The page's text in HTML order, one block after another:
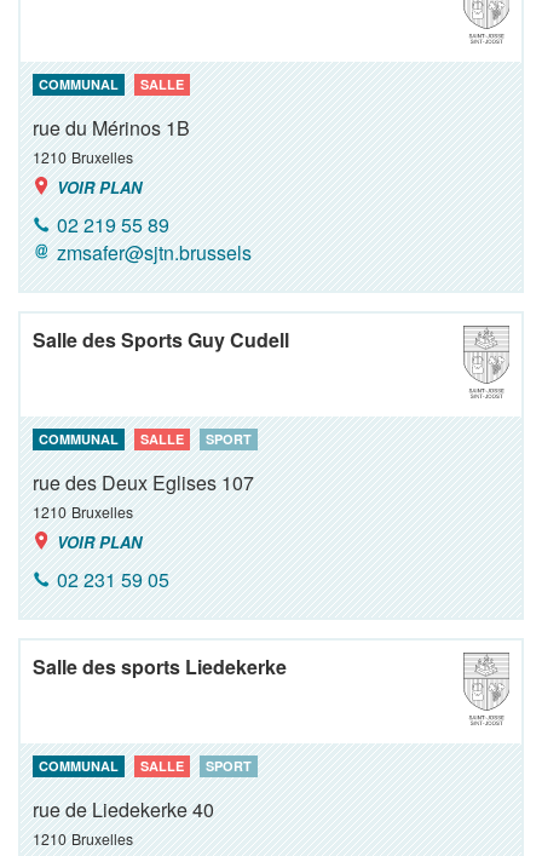
COMMUNAL SALLE
rue du Mérinos 1B
1210 Bruxelles
VOIR PLAN
02 219 55 89
zmsafer@sjtn.brussels
Salle des Sports Guy Cudell
COMMUNAL SALLE SPORT
rue des Deux Eglises 107
1210 Bruxelles
VOIR PLAN
02 231 59 05
Salle des sports Liedekerke
COMMUNAL SALLE SPORT
rue de Liedekerke 40
1210 Bruxelles